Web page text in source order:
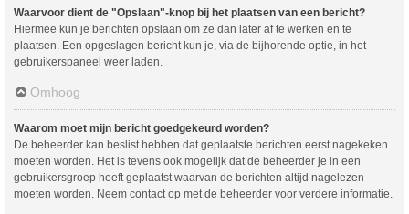
Waarvoor dient de "Opslaan"-knop bij het plaatsen van een bericht?
Hiermee kun je berichten opslaan om ze dan later af te werken en te
plaatsen. Een opgeslagen bericht kun je, via de bijhorende optie, in het
gebruikerspaneel weer laden.
Omhoog
Waarom moet mijn bericht goedgekeurd worden?
De beheerder kan beslist hebben dat geplaatste berichten eerst nagekeken
moeten worden. Het is tevens ook mogelijk dat de beheerder je in een
gebruikersgroep heeft geplaatst waarvan de berichten altijd nagelezen
moeten worden. Neem contact op met de beheerder voor verdere informatie.